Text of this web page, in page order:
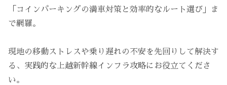
「コインパーキングの満車対策と効率的なルート選び」ま
で網羅。
現地の移動ストレスや乗り遅れの不安を先回りして解決す
る、実践的な上越新幹線インフラ攻略にお役立てくださ
い。